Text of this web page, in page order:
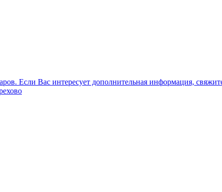
Если Вас интересует дополнительная информация,